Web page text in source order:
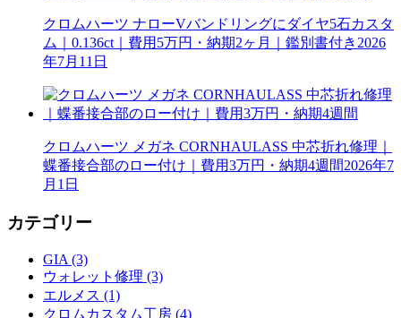
クロムハーツ ナローVバンドリングにダイヤ5石カスタ
ム｜0.136ct｜費用5万円・納期2ヶ月｜鑑別書付き 2026
年7月11日
クロムハーツ メガネ CORNHAULASS 中芯折れ修理｜
蝶番接合部のロー付け｜費用3万円・納期4週間2026年7
月1日
カテゴリー
GIA (3)
ウォレット修理 (3)
エルメス (1)
クロムカスタム工房 (4)